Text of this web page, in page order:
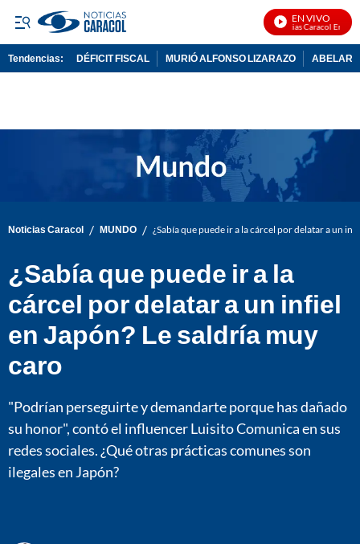
EN VIVO
Noticias Caracol En Vivo
Tendencias: DÉFICIT FISCAL MURIÓ ALFONSO LIZARAZO
Noticias Caracol / MUNDO / ¿Sabía que puede ir a la cárcel por delatar a un
¿Sabía que puede ir a la
cárcel por delatar a un infiel
en Japón? Le saldría muy
caro
"Podrían perseguirte y demandarte porque has dañado
su honor", contó el influencer Luisito Comunica en sus
redes sociales. ¿Qué otras prácticas comunes son
ilegales en Japón?